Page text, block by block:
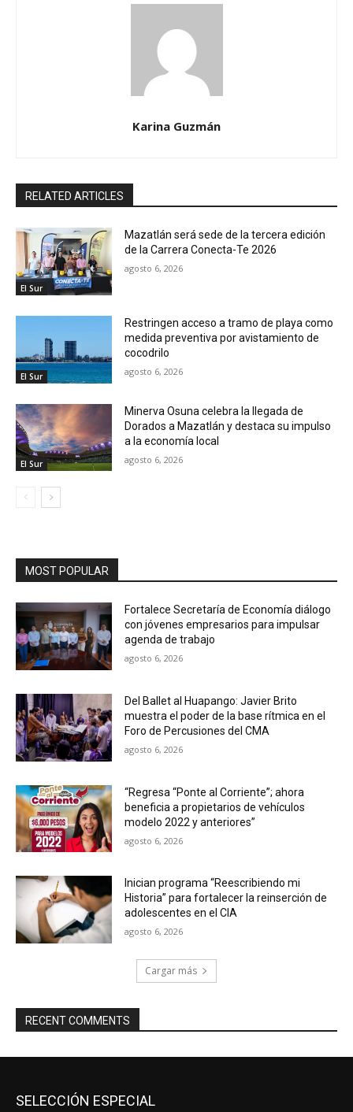
Karina Guzmán
RELATED ARTICLES
El Sur
Mazatlán será sede de la tercera edición
de la Carrera Conecta-Te 2026
agosto 6, 2026
El Sur
Restringen acceso a tramo de playa como
medida preventiva por avistamiento de
cocodrilo
agosto 6, 2026
El Sur
Minerva Osuna celebra la llegada de
Dorados a Mazatlán y destaca su impulso
a la economía local
agosto 6, 2026
MOST POPULAR
Fortalece Secretaría de Economía diálogo
con jóvenes empresarios para impulsar
agenda de trabajo
agosto 6, 2026
Del Ballet al Huapango: Javier Brito
muestra el poder de la base rítmica en el
Foro de Percusiones del CMA
agosto 6, 2026
“Regresa “Ponte al Corriente”; ahora
beneficia a propietarios de vehículos
modelo 2022 y anteriores”
agosto 6, 2026
Inician programa “Reescribiendo mi
Historia” para fortalecer la reinserción de
adolescentes en el CIA
agosto 6, 2026
Cargar más
RECENT COMMENTS
SELECCIÓN ESPECIAL